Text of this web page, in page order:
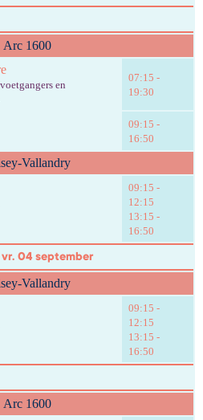
Arc 1600
en
07:15 -
19:30
09:15 -
16:50
Vallandry
09:15 -
12:15
13:15 -
16:50
04 september
Vallandry
09:15 -
12:15
13:15 -
16:50
Arc 1600